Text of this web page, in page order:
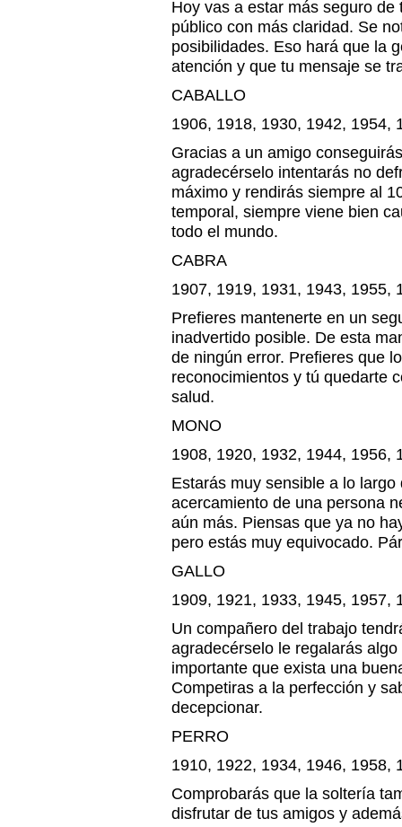
Hoy vas a estar más seguro
público con más claridad. Se
posibilidades. Eso hará que la
atención y que tu mensaje se
CABALLO
1906, 1918, 1930, 1942, 1954,
Gracias a un amigo
agradecérselo intentarás no
máximo y rendirás siempre al
temporal, siempre viene bien
todo el mundo.
CABRA
1907, 1919, 1931, 1943, 1955,
Prefieres mantenerte en un
inadvertido posible. De esta
de ningún error. Prefieres que
reconocimientos y tú quedarte
salud.
MONO
1908, 1920, 1932, 1944, 1956,
Estarás muy sensible a lo
acercamiento de una persona
aún más. Piensas que ya no
pero estás muy equivocado.
GALLO
1909, 1921, 1933, 1945, 1957,
Un compañero del trabajo
agradecérselo le regalarás
importante que exista una
Competiras a la perfección y
decepcionar.
PERRO
1910, 1922, 1934, 1946, 1958,
Comprobarás que la soltería
disfrutar de tus amigos y